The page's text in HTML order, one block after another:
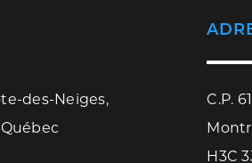
des-Neiges,
C.P.
H3C